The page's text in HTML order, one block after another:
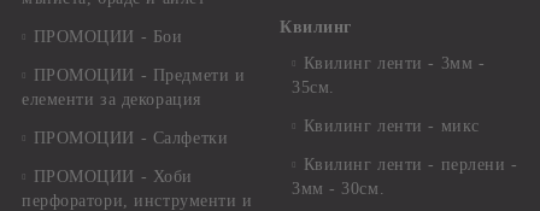
ПРОМОЦИИ - Бои
ПРОМОЦИИ - Предмети и
елементи за декорация
ПРОМОЦИИ - Салфетки
ПРОМОЦИИ - Хоби
перфоратори, инструменти и
Квилинг
Квилинг ленти - 3мм -
35см.
Квилинг ленти - микс
Квилинг ленти - перлени -
3мм - 30см.